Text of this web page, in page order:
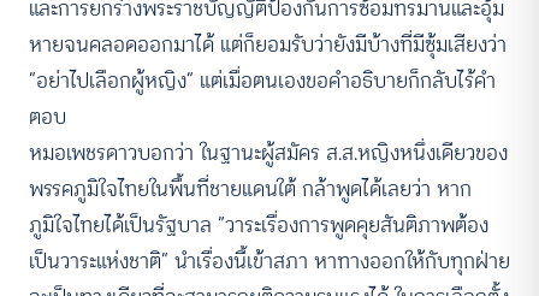
และการยกร่างพระราชบัญญัติป้องกันการซ้อมทรมานและอุ้ม
หายจนคลอดออกมาได้ แต่ก็ยอมรับว่ายังมีบ้างที่มีซุ้มเสียงว่า
“อย่าไปเลือกผู้หญิง” แต่เมื่อตนเองขอคำอธิบายก็กลับไร้คำ
ตอบ
หมอเพชรดาวบอกว่า ในฐานะผู้สมัคร ส.ส.หญิงหนึ่งเดียวของ
พรรคภูมิใจไทยในพื้นที่ชายแดนใต้ กล้าพูดได้เลยว่า หาก
ภูมิใจไทยได้เป็นรัฐบาล “วาระเรื่องการพูดคุยสันติภาพต้อง
เป็นวาระแห่งชาติ” นำเรื่องนี้เข้าสภา หาทางออกให้กับทุกฝ่าย